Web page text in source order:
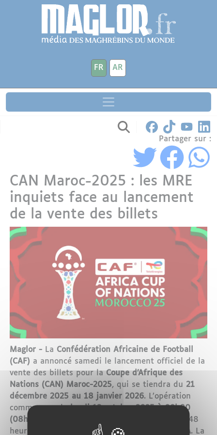
Aller au contenu principal
FR AR
Partager sur :
CAN Maroc-2025 : les MRE
inquiets face au lancement
de la vente des billets
Maglor - La Confédération Africaine de Football
(CAF) a annoncé samedi le lancement officiel de la
vente des billets pour laCoupe d’Afrique des
Nations (CAN) Maroc-2025, qui se tiendra du 21
décembre 2025 au 18 janvier 2026. L’opération
commencera lelundi 13 octobre 2025 à 09h00
(08h00 GMT)
, avec une prévente exclusive de 48
heures réservée aux détenteurs de cartes
VISA. La
Panneau de gestion des cookies